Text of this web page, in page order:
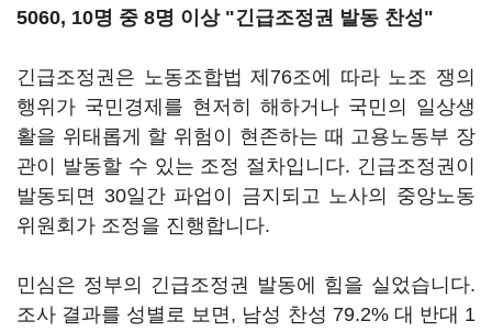
5060, 10명 중 8명 이상 "긴급조정권 발동 찬성"
긴급조정권은 노동조합법 제76조에 따라 노조 쟁의
행위가 국민경제를 현저히 해하거나 국민의 일상생
활을 위태롭게 할 위험이 현존하는 때 고용노동부 장
관이 발동할 수 있는 조정 절차입니다. 긴급조정권이
발동되면 30일간 파업이 금지되고 노사의 중앙노동
위원회가 조정을 진행합니다.
민심은 정부의 긴급조정권 발동에 힘을 실었습니다.
조사 결과를 성별로 보면, 남성 찬성 79.2% 대 반대 1